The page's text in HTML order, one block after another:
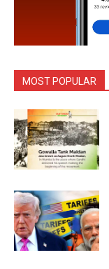
MOST POPULAR